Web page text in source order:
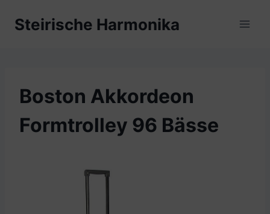
InhaltSteirische Harmonika
Boston Akkordeon
Formtrolley 96 Bässe